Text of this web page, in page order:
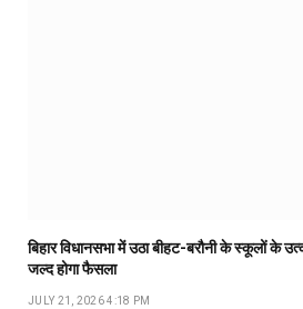
बिहार विधानसभा में उठा बीहट-बरौनी के स्कूलों के
जल्द होगा फैसला
JULY 21, 2026 4:18 PM